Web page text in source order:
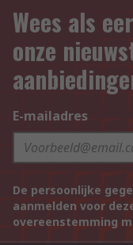
Wees als
onze
E-mailadres
De persoonlijke
aanmelden voor
overeenstemming